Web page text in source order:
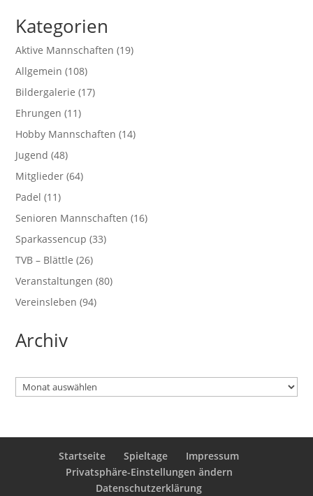
Kategorien
Aktive Mannschaften (19)
Allgemein (108)
Bildergalerie (17)
Ehrungen (11)
Hobby Mannschaften (14)
Jugend (48)
Mitglieder (64)
Padel (11)
Senioren Mannschaften (16)
Sparkassencup (33)
TVB – Blättle (26)
Veranstaltungen (80)
Vereinsleben (94)
Archiv
Archiv
Startseite Spieltage
Impressum
Privatsphäre-Einstellungen ändern
Datenschutzerklärung